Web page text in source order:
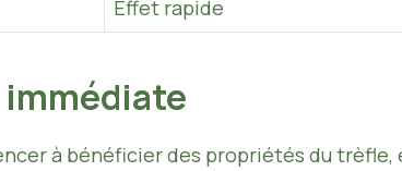
Effet rapide
à bénéficier des propriétés du trèfle,